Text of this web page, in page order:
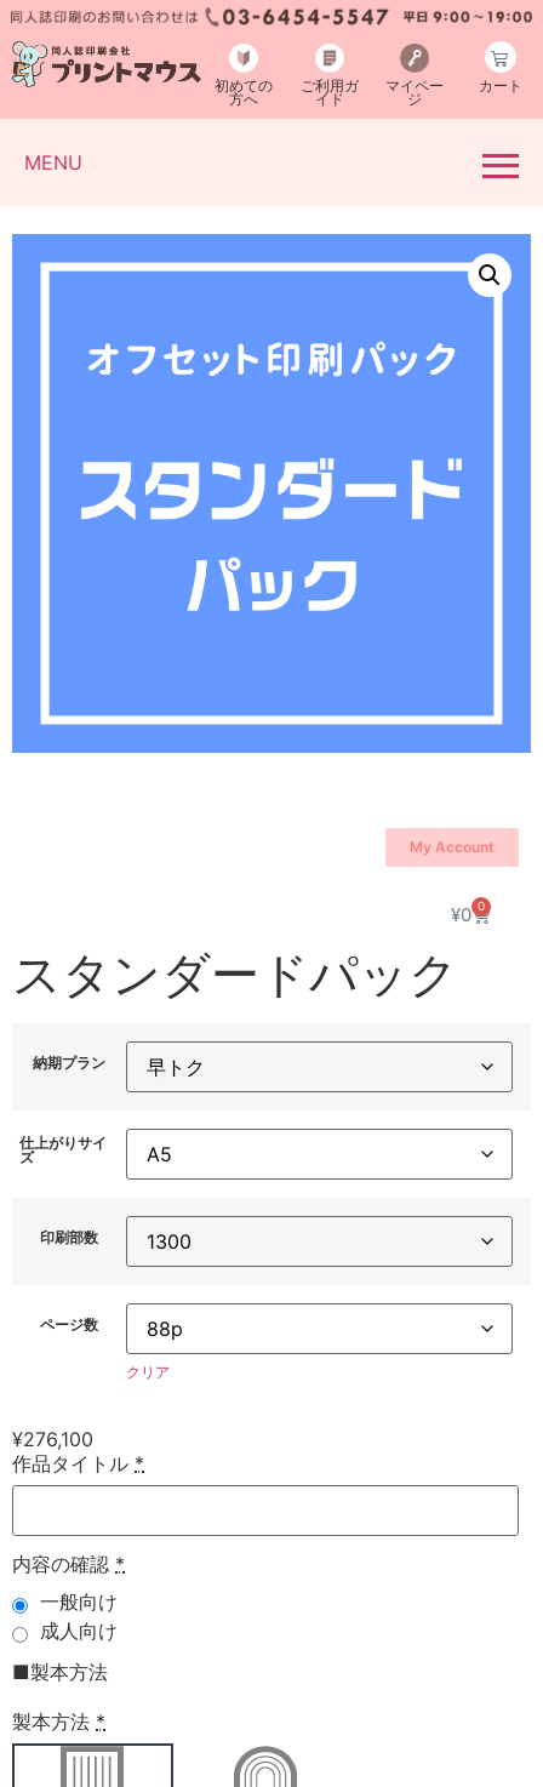
初めての
方へ
ご利用ガ
イド
マイペー
ジ
カート
MENU
My Account
¥0 0
スタンダードパック
納期プラン
仕上がりサイ
ズ
印刷部数
ページ数
クリア
¥276,100
作品タイトル *
内容の確認 *
一般向け
成人向け
■製本方法
製本方法 *